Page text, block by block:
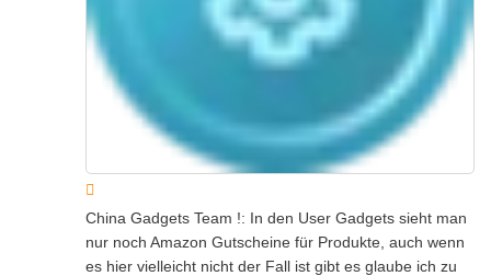
China Gadgets Team !: In den User Gadgets sieht man
nur noch Amazon Gutscheine für Produkte, auch wenn
es hier vielleicht nicht der Fall ist gibt es glaube ich zu